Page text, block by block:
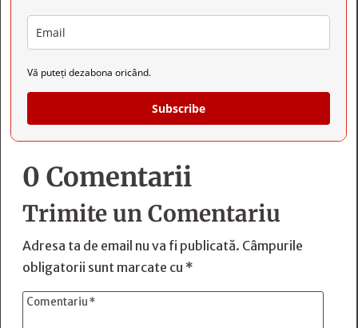
Vă puteți dezabona oricând.
Subscribe
0 Comentarii
Trimite un Comentariu
Adresa ta de email nu va fi publicată. Câmpurile
obligatorii sunt marcate cu *